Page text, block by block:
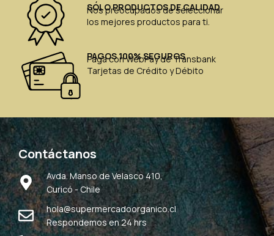
SÓLO PRODUCTOS DE CALIDAD
Nos preocupados de seleccionar
los mejores productos para ti.
PAGOS 100% SEGUROS
Paga con WebPay de Transbank
Tarjetas de Crédito y Débito
Contáctanos
Avda. Manso de Velasco 410,
Curicó - Chile
hola@supermercadoorganico.cl
Respondemos en 24 hrs